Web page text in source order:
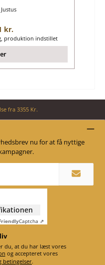
Justus
pris:
kr.
produktion indstillet
fra 3355 Kr.
nu for at få nyttige
Captcha ⇗
Ved at vælge Fortsæt bekræfter du, at du har læst vores
og accepteret vores
betingelser.